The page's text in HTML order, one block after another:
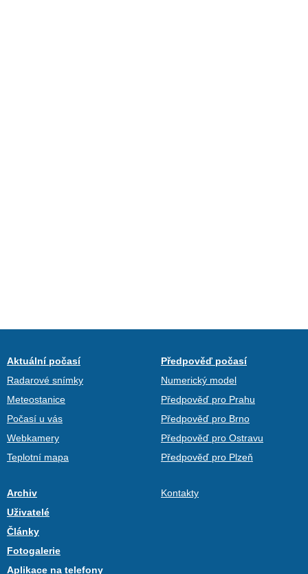
Aktuální počasí
Radarové snímky
Meteostanice
Počasí u vás
Webkamery
Teplotní mapa
Předpověď počasí
Numerický model
Předpověď pro Prahu
Předpověď pro Brno
Předpověď pro Ostravu
Předpověď pro Plzeň
Archiv
Uživatelé
Články
Fotogalerie
Aplikace na telefony
Kontakty